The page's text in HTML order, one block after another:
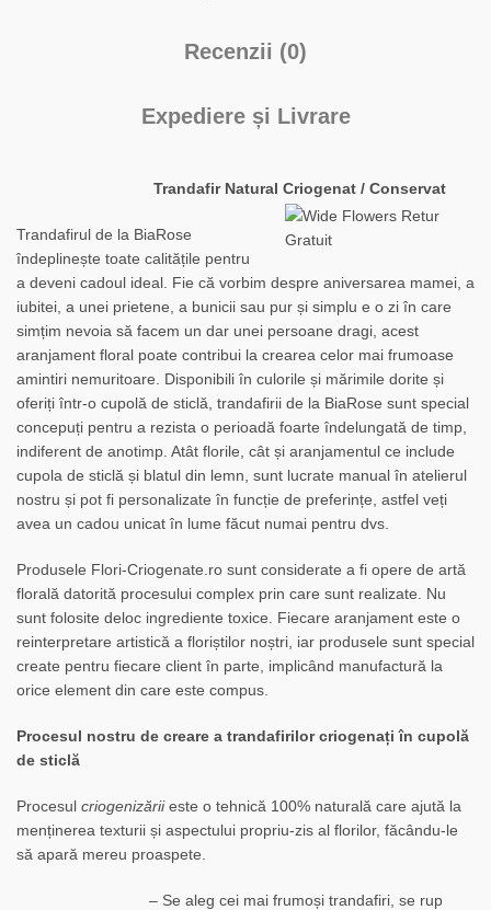
Recenzii (0)
Expediere și Livrare
Trandafir Natural Criogenat / Conservat
Trandafirul de la BiaRose
îndeplinește toate calitățile pentru
a deveni cadoul ideal. Fie că vorbim despre aniversarea mamei, a
iubitei, a unei prietene, a bunicii sau pur și simplu e o zi în care
simțim nevoia să facem un dar unei persoane dragi, acest
aranjament floral poate contribui la crearea celor mai frumoase
amintiri nemuritoare. Disponibili în culorile și mărimile dorite și
oferiți într-o cupolă de sticlă, trandafirii de la BiaRose sunt special
concepuți pentru a rezista o perioadă foarte îndelungată de timp,
indiferent de anotimp. Atât florile, cât și aranjamentul ce include
cupola de sticlă și blatul din lemn, sunt lucrate manual în atelierul
nostru și pot fi personalizate în funcție de preferințe, astfel veți
avea un cadou unicat în lume făcut numai pentru dvs.
Produsele Flori-Criogenate.ro sunt considerate a fi opere de artă
florală datorită procesului complex prin care sunt realizate. Nu
sunt folosite deloc ingrediente toxice. Fiecare aranjament este o
reinterpretare artistică a floriștilor noștri, iar produsele sunt special
create pentru fiecare client în parte, implicând manufactură la
orice element din care este compus.
Procesul nostru de creare a trandafirilor criogenați în cupolă
de sticlă
Procesul criogenizăriieste o tehnică 100% naturală care ajută la
menținerea texturii și aspectului propriu-zis al florilor, făcându-le
să apară mereu proaspete.
– Se aleg cei mai frumoși trandafiri, se rup